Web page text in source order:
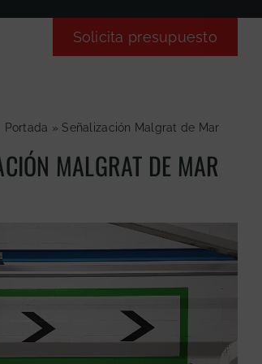
Solicita presupuesto
Portada » Señalización Malgrat de Mar
MALGRAT DE MAR